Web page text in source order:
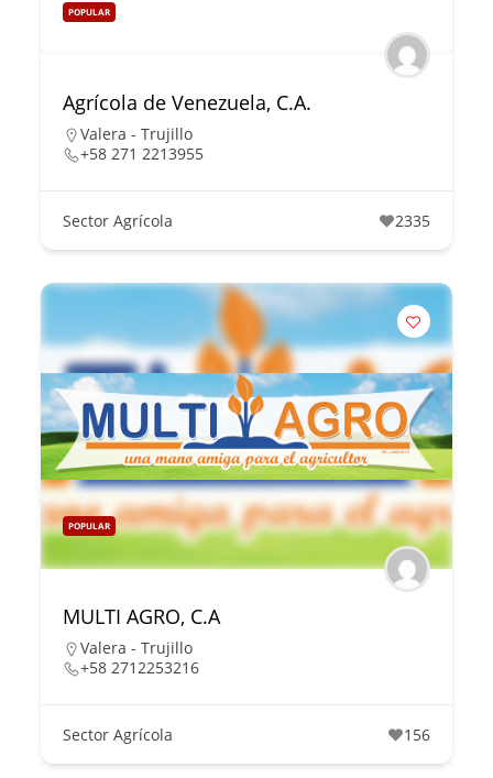
POPULAR
Agrícola de Venezuela, C.A.
Valera - Trujillo
+58 271 2213955
Sector Agrícola 2335
POPULAR
MULTI AGRO, C.A
Valera - Trujillo
+58 2712253216
Sector Agrícola 156